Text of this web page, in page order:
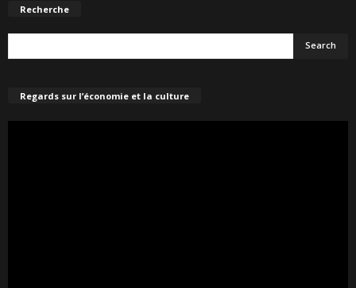
Recherche
Regards sur l’économie et la culture